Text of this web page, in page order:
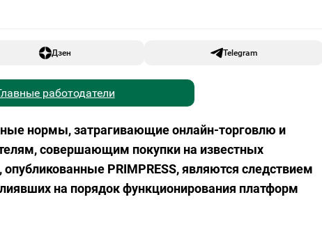
Дзен Telegram
работодатели
нормы, затрагивающие онлайн-торговлю и
совершающим покупки на известных
PRIMPRESS, являются следствием
на порядок функционирования платформ